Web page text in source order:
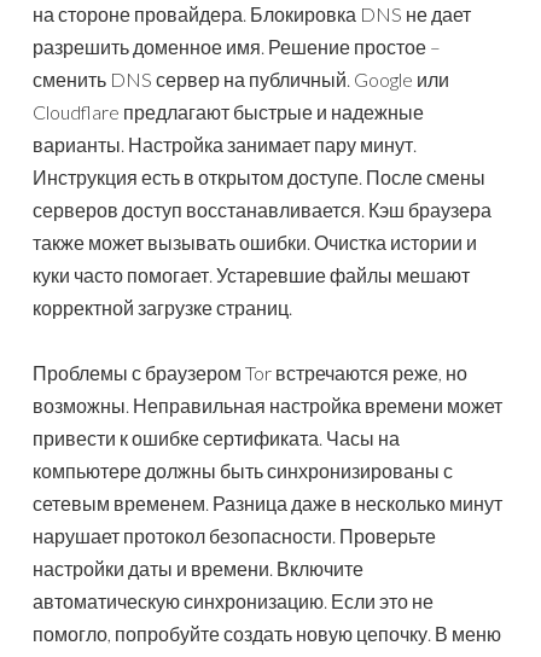
на стороне провайдера. Блокировка DNS не дает
разрешить доменное имя. Решение простое –
сменить DNS сервер на публичный. Google или
Cloudflare предлагают быстрые и надежные
варианты. Настройка занимает пару минут.
Инструкция есть в открытом доступе. После смены
серверов доступ восстанавливается. Кэш браузера
также может вызывать ошибки. Очистка истории и
куки часто помогает. Устаревшие файлы мешают
корректной загрузке страниц.
Проблемы с браузером Tor встречаются реже, но
возможны. Неправильная настройка времени может
привести к ошибке сертификата. Часы на
компьютере должны быть синхронизированы с
сетевым временем. Разница даже в несколько минут
нарушает протокол безопасности. Проверьте
настройки даты и времени. Включите
автоматическую синхронизацию. Если это не
помогло, попробуйте создать новую цепочку. В меню